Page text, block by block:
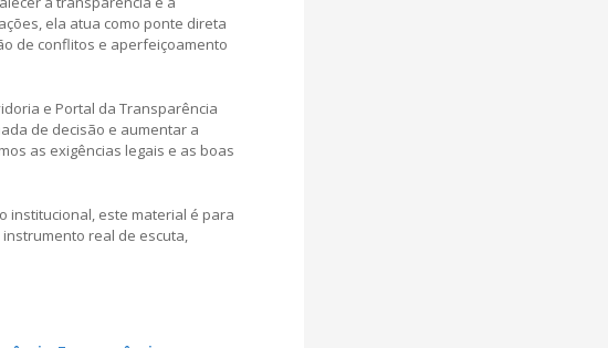
ela atua como ponte direta
de conflitos e aperfeiçoamento
e Portal da Transparência
de decisão e aumentar a
as exigências legais e as boas
institucional, este material é para
real de escuta,